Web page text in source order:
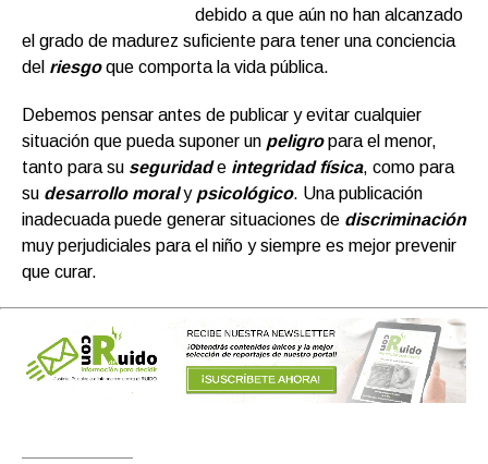
debido a que aún no han alcanzado
el grado de madurez suficiente para tener una conciencia
del riesgoque comporta la vida pública.
Debemos pensar antes de publicar y evitar cualquier
situación que pueda suponer un peligropara el menor,
tanto para su seguridade integridad física, como para
su desarrollo moral y psicológico. Una publicación
inadecuada puede generar situaciones de discriminación
muy perjudiciales para el niño y siempre es mejor prevenir
que curar.